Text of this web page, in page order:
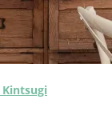
Kintsugi